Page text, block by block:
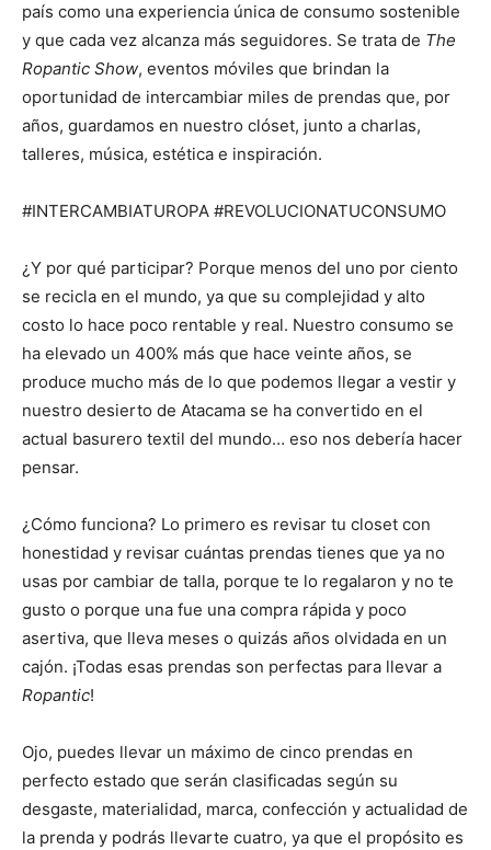
país como una experiencia única de consumo sostenible
y que cada vez alcanza más seguidores. Se trata de The
Ropantic Show, eventos móviles que brindan la
oportunidad de intercambiar miles de prendas que, por
años, guardamos en nuestro clóset, junto a charlas,
talleres, música, estética e inspiración.
#INTERCAMBIATUROPA #REVOLUCIONATUCONSUMO
¿Y por qué participar? Porque menos del uno por ciento
se recicla en el mundo, ya que su complejidad y alto
costo lo hace poco rentable y real. Nuestro consumo se
ha elevado un 400% más que hace veinte años, se
produce mucho más de lo que podemos llegar a vestir y
nuestro desierto de Atacama se ha convertido en el
actual basurero textil del mundo… eso nos debería hacer
pensar.
¿Cómo funciona? Lo primero es revisar tu closet con
honestidad y revisar cuántas prendas tienes que ya no
usas por cambiar de talla, porque te lo regalaron y no te
gusto o porque una fue una compra rápida y poco
asertiva, que lleva meses o quizás años olvidada en un
cajón. ¡Todas esas prendas son perfectas para llevar a
Ropantic!
Ojo, puedes llevar un máximo de cinco prendas en
perfecto estado que serán clasificadas según su
desgaste, materialidad, marca, confección y actualidad de
la prenda y podrás llevarte cuatro, ya que el propósito es